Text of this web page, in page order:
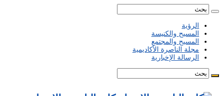
الرؤية
المسيح والكنيسة
المسيح والمجتمع
مجلة الناصرة الأكاديمية
الرسالة الإخبارية